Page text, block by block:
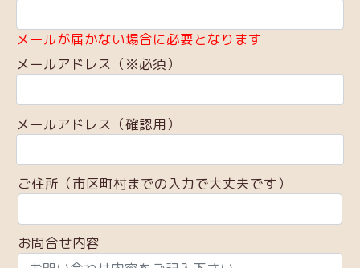
メールが届かない場合に必要となります
メールアドレス（※必須）
メールアドレス（確認用）
ご住所（市区町村までの入力で大丈夫です）
お問合せ内容